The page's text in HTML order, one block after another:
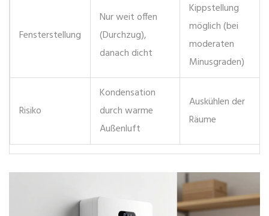
Fensterstellung
Nur weit offen
(Durchzug),
danach dicht
Kippstellung
möglich (bei
moderaten
Minusgraden)
Risiko
Kondensation
durch warme
Außenluft
Auskühlen der
Räume